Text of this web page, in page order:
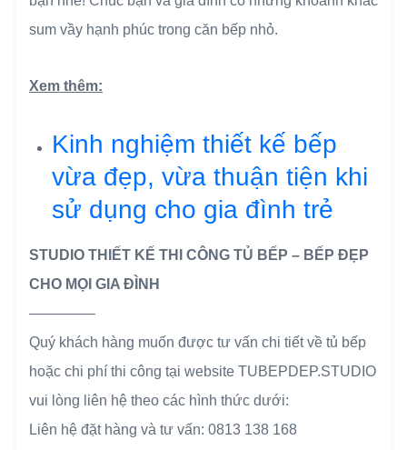
sum vầy hạnh phúc trong căn bếp nhỏ.
Xem thêm:
Kinh nghiệm thiết kế bếp
vừa đẹp, vừa thuận tiện khi
sử dụng cho gia đình trẻ
STUDIO THIẾT KẾ THI CÔNG TỦ BẾP – BẾP ĐẸP
CHO MỌI GIA ĐÌNH
————–
Quý khách hàng muốn được tư vấn chi tiết về tủ bếp
hoặc chi phí thi công tại website TUBEPDEP.STUDIO
vui lòng liên hệ theo các hình thức dưới:
Liên hệ đặt hàng và tư vấn: 0813 138 168